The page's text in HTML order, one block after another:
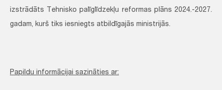
izstrādāts Tehnisko palīglīdzekļu reformas plāns 2024.-2027.
gadam, kurš tiks iesniegts atbildīgajās ministrijās.
Papildu informācijai sazināties ar: